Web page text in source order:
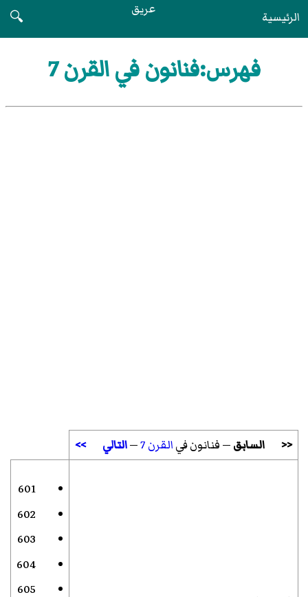
الرئيسية عريق
🔍
فهرس:فنانون في القرن 7
<< السابق— فنانون فيالقرن 7 —التالي >>
601
602
603
604
605